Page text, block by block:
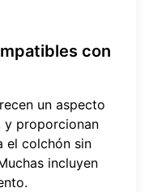
con
un aspecto
y proporcionan
el colchón sin
incluyen